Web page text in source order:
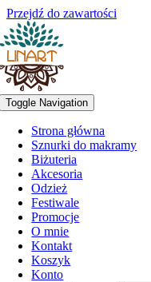
Przejdź do zawartości
Toggle Navigation
Strona główna
Sznurki do makramy
Biżuteria
Akcesoria
Odzież
Festiwale
Promocje
O mnie
Kontakt
Koszyk
Konto